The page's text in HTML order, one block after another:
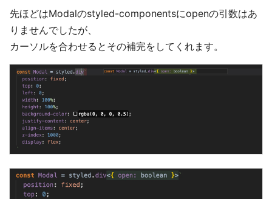
先ほどはModalのstyled-componentsにopenの引数はあ
りませんでしたが、
カーソルを合わせるとその補完をしてくれます。